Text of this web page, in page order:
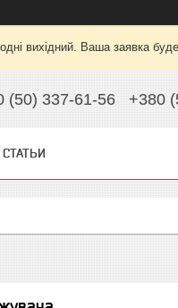
вихідний. Ваша заявка
(50) 337-61-56 +380
СТАТЬИ